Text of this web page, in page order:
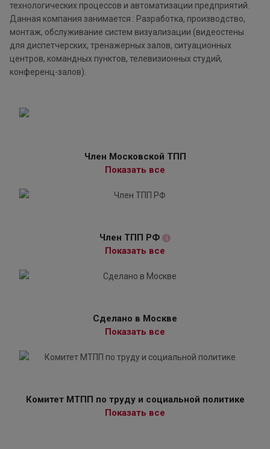
технологических процессов и автоматизации предприятий.
Данная компания занимается : Разработка, производство,
монтаж, обслуживание систем визуализации (видеостены
для диспетчерских, тренажерных залов, ситуационных
центров, командных пунктов, телевизионных студий,
конференц-залов).
Член Московской ТПП
Показать все
Член ТПП РФ i
Показать все
Сделано в Москве
Показать все
Комитет МТПП по труду и социальной политике
Показать все